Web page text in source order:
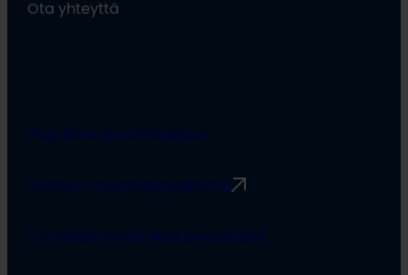
Ota yhteyttä
Projektien viestintäohjeet
Rimbert-avustusjärjestelmä
Turvallisemman tilan periaatteet